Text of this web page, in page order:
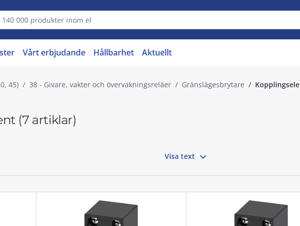
Vårt erbjudande Hållbarhet Aktuellt
45) 38 - Givare, vakter och övervakningsreläer Gränslägesbrytare
(7 artiklar)
Visa text 